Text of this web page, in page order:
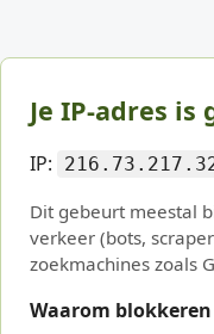
Je IP-adres is
IP:
Dit gebeurt meestal
verkeer (bots,
zoekmachines zoals
Waarom